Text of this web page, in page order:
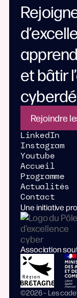
et bâtir
Rejoindre
Une initiative
Association
Accueil
Programme
Actualités
Contact
LinkedIn
Instagram
Youtube
©2026 – Les